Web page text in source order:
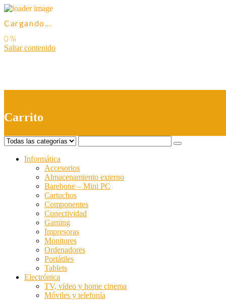
Cargando...
Saltar contenido
Carrito
Informática
Accesorios
Almacenamiento externo
Barebone – Mini PC
Cartuchos
Componentes
Conectividad
Gaming
Impresoras
Monitores
Ordenadores
Portátiles
Tablets
Electrónica
TV, vídeo y home cinema
Móviles y telefonía